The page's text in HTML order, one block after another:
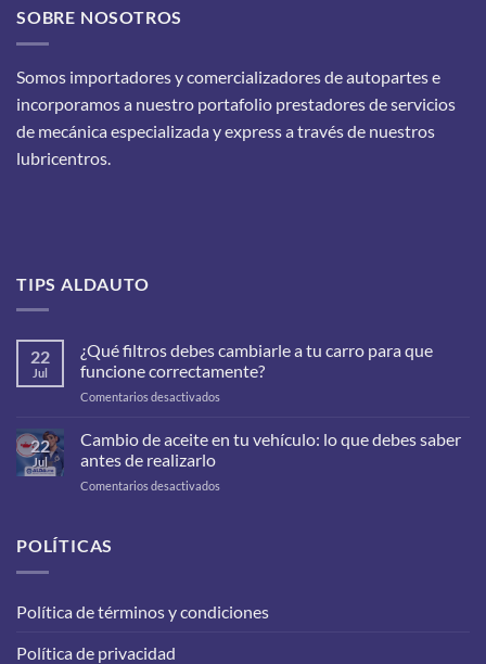
SOBRE NOSOTROS
Somos importadores y comercializadores de autopartes e
incorporamos a nuestro portafolio prestadores de servicios
de mecánica especializada y express a través de nuestros
lubricentros.
TIPS ALDAUTO
22
Jul
¿Qué filtros debes cambiarle a tu carro para que
funcione correctamente?
Comentarios desactivados
filtros
debes
a
22
Jul
Cambio de aceite en tu vehículo: lo que debes saber
antes de realizarlo
Comentarios desactivados
lo
POLÍTICAS
Política de términos y condiciones
Política de privacidad